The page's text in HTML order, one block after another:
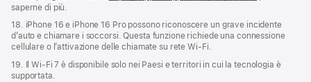
saperne di più.
18. iPhone 16 e iPhone 16 Pro possono riconoscere un grave incidente
d’auto e chiamare i soccorsi. Questa funzione richiede una connessione
cellulare o l’attivazione delle chiamate su rete Wi‑Fi.
19. Il Wi‑Fi 7 è disponibile solo nei Paesi e territori in cui la tecnologia è
supportata.